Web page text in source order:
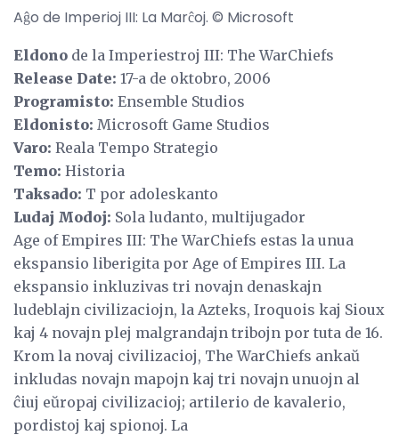
Aĝo de Imperioj III: La Marĉoj. © Microsoft
Eldono de la Imperiestroj III: The WarChiefs
Release Date: 17-a de oktobro, 2006
Programisto: Ensemble Studios
Eldonisto: Microsoft Game Studios
Varo: Reala Tempo Strategio
Temo: Historia
Taksado: T por adoleskanto
Ludaj Modoj: Sola ludanto, multijugador
Age of Empires III: The WarChiefs estas la unua
ekspansio liberigita por Age of Empires III. La
ekspansio inkluzivas tri novajn denaskajn
ludeblajn civilizaciojn, la Azteks, Iroquois kaj Sioux
kaj 4 novajn plej malgrandajn tribojn por tuta de 16.
Krom la novaj civilizacioj, The WarChiefs ankaŭ
inkludas novajn mapojn kaj tri novajn unuojn al
ĉiuj eŭropaj civilizacioj; artilerio de kavalerio,
pordistoj kaj spionoj. La